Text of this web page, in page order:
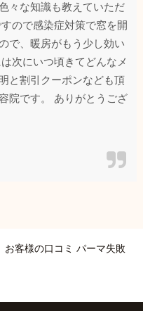
々な知識も教えていただ
ので感染症対策で窓を開
で、暖房がもう少し効い
次にいつ頃きてどんなメ
と割引クーポンなども頂
院です。 ありがとうござ
お客様の口コミ パーマ失敗